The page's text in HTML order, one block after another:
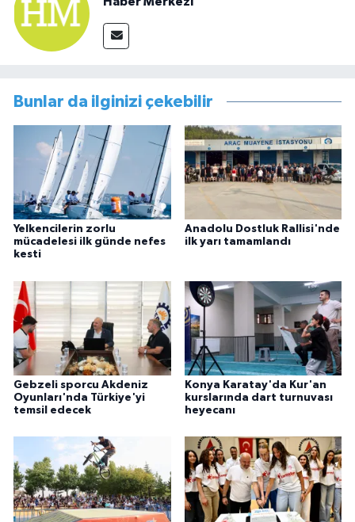
Bunlar da ilginizi çekebilir
Yelkencilerin zorlu
mücadelesi ilk günde nefes
kesti
Anadolu Dostluk Rallisi'nde
ilk yarı tamamlandı
Gebzeli sporcu Akdeniz
Oyunları'nda Türkiye'yi
temsil edecek
Konya Karatay'da Kur'an
kurslarında dart turnuvası
heyecanı